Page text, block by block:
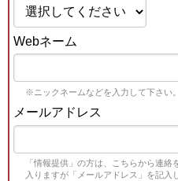
Webネーム
※ニックネームなどを入力して下さい。
メールアドレス
「情報提供」の方は、こちらから連
入りますが「メールアドレス」を記入